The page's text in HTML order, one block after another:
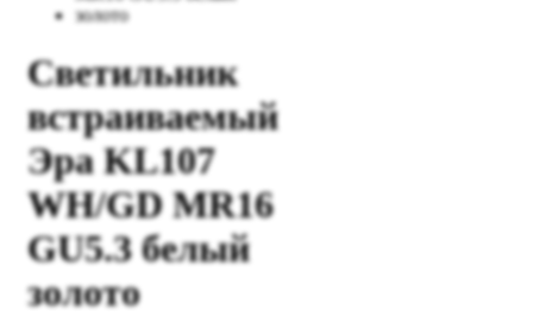
Светильник
встраиваемый
Эра KL107
WH/GD MR16
GU5.3 белый
золото